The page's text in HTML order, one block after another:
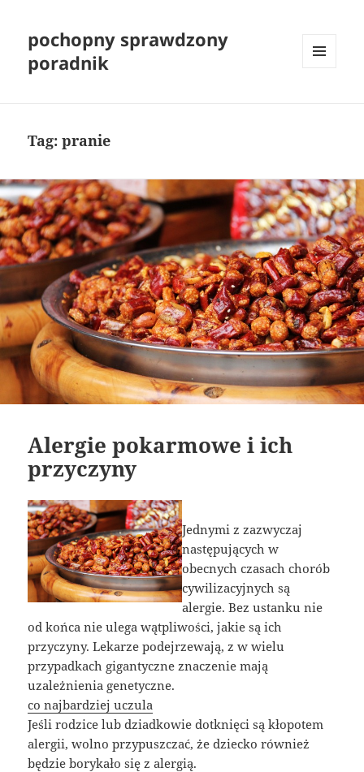
pochopny sprawdzony
poradnik
Tag:pranie
Alergie pokarmowe i ich
przyczyny
Jednymi z zazwyczaj
następujących w
obecnych czasach chorób
cywilizacyjnych są
alergie. Bez ustanku nie
od końca nie ulega wątpliwości, jakie są ich
przyczyny. Lekarze podejrzewają, z w wielu
przypadkach gigantyczne znaczenie mają
uzależnienia genetyczne.
co najbardziej uczula
Jeśli rodzice lub dziadkowie dotknięci są kłopotem
alergii, wolno przypuszczać, że dziecko również
będzie borykało się z alergią.